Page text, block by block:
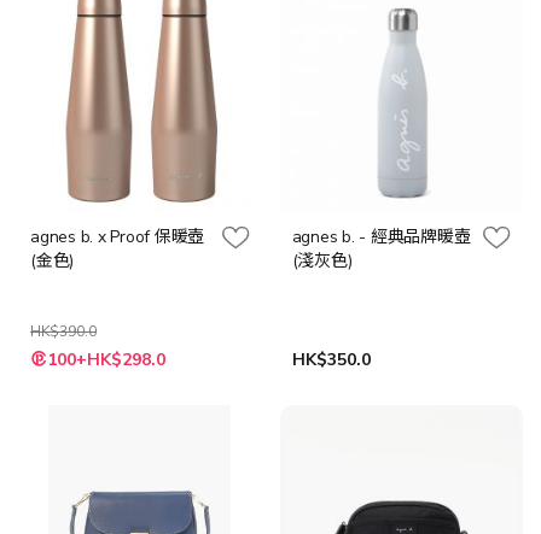
agnes b. x Proof 保暖壺
(金色)
HK$390.0
特
殊 100+HK$298.0
agnes b. - 經典品牌暖壺
(淺灰色)
HK$350.0